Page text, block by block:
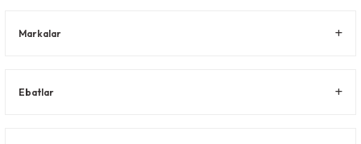
Markalar
Ebatlar